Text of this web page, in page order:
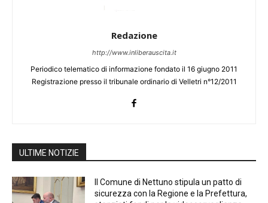
Redazione
http://www.inliberauscita.it
Periodico telematico di informazione fondato il 16 giugno 2011
Registrazione presso il tribunale ordinario di Velletri n°12/2011
ULTIME NOTIZIE
Il Comune di Nettuno stipula un patto di
sicurezza con la Regione e la Prefettura,